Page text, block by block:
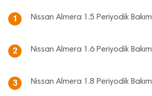
1 Nissan Almera 1.5 Periyodik Bakım
2 Nissan Almera 1.6 Periyodik Bakım
3 Nissan Almera 1.8 Periyodik Bakım